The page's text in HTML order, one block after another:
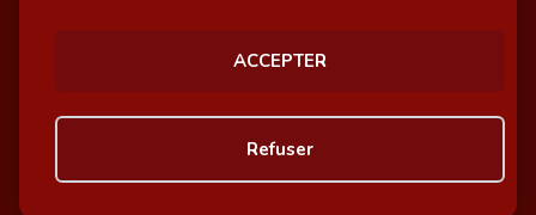
ACCEPTER
Refuser
© GazetteSports - 2026 | Site internet réalisé par
Awelty